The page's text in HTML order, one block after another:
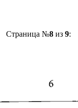
Страница №8из 9: